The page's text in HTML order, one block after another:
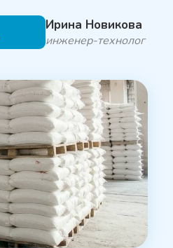
Ирина Новикова
инженер-технолог